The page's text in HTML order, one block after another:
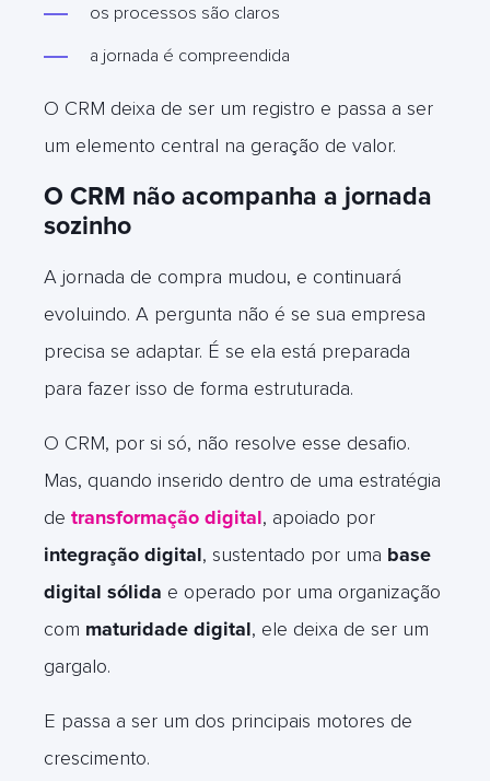
os processos são claros
a jornada é compreendida
O CRM deixa de ser um registro e passa a ser
um elemento central na geração de valor.
O CRM não acompanha a jornada
sozinho
A jornada de compra mudou, e continuará
evoluindo. A pergunta não é se sua empresa
precisa se adaptar. É se ela está preparada
para fazer isso de forma estruturada.
O CRM, por si só, não resolve esse desafio.
Mas, quando inserido dentro de uma estratégia
de transformação digital, apoiado por
integração digital, sustentado por uma base
digital sólida e operado por uma organização
com maturidade digital, ele deixa de ser um
gargalo.
E passa a ser um dos principais motores de
crescimento.